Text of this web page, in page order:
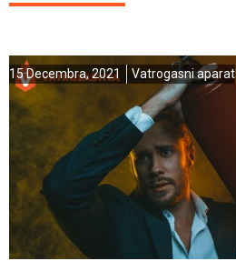
15 Decembra, 2021 Vatrogasni aparat